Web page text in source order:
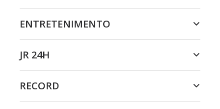
ENTRETENIMENTO
JR 24H
RECORD